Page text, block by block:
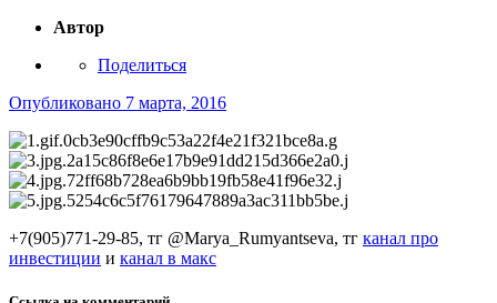
Автор
Поделиться
Опубликовано 7 марта, 2016
+7(905)771-29-85, тг @Marya_Rumyantseva, тг канал про
инвестиции и канал в макс